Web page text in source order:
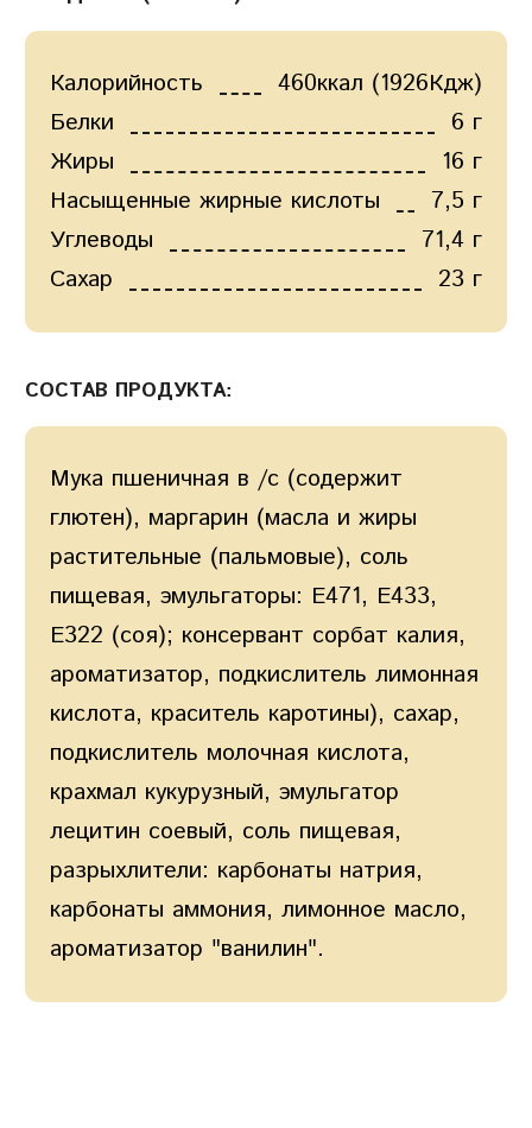
Калорийность
460ккал (1926Кдж)
Белки
6 г
Жиры
16 г
Насыщенные жирные кислоты
7,5 г
Углеводы
71,4 г
Сахар
23 г
СОСТАВ ПРОДУКТА:
Мука пшеничная в /с (содержит
глютен), маргарин (масла и жиры
растительные (пальмовые), соль
пищевая, эмульгаторы: Е471, Е433,
Е322 (соя); консервант сорбат калия,
ароматизатор, подкислитель лимонная
кислота, краситель каротины), сахар,
подкислитель молочная кислота,
крахмал кукурузный, эмульгатор
лецитин соевый, соль пищевая,
разрыхлители: карбонаты натрия,
карбонаты аммония, лимонное масло,
ароматизатор "ванилин".